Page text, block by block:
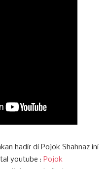
hadir di Pojok Shahnaz ini
youtube : Pojok